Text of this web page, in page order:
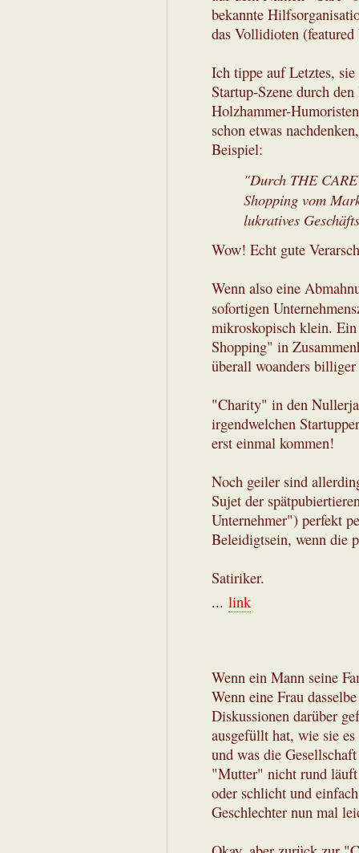
bekannte
das Vollidioten
Ich tippe auf Letztes,
Startup-Szene durch
Holzhammer-
schon etwas
Beispiel:
"Durch THE
Shopping vom
lukratives
Wow! Echt gute
Wenn also eine
sofortigen
mikroskopisch klein.
Shopping" in
überall woanders
"Charity" in den
irgendwelchen
erst einmal kommen!
Noch geiler sind
Sujet der
Unternehmer") perfekt
Beleidigtsein, wenn die
Satiriker.
... link
Wenn ein Mann seine
Wenn eine Frau
Diskussionen darüber
ausgefüllt hat, wie sie
und was die
"Mutter" nicht rund läuft
oder schlicht und
Geschlechter nun mal